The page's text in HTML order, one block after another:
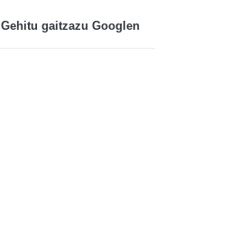
Gehitu gaitzazu Googlen